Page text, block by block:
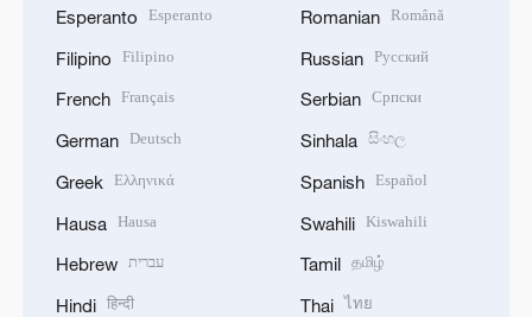
Esperanto Esperanto
Filipino Filipino
French Français
German Deutsch
Greek Ελληνικά
Hausa Hausa
Hebrew עברית
Hindi हिन्दी
Romanian Română
Russian Русский
Serbian Српски
Sinhala සිංහල
Spanish Español
Swahili Kiswahili
Tamil தமிழ்
Thai ไทย